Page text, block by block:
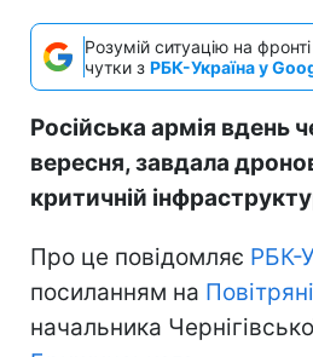
Розумій ситуацію на
чутки з РБК-Україна у
Російська армія вдень
вересня, завдала
критичній
Про це повідомляє РБК-
посиланням на
начальника